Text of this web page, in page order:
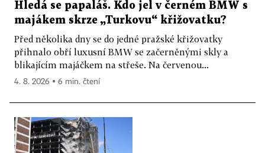
Hledá se papaláš. Kdo jel v černém BMW s
majákem skrze „Turkovu“ křižovatku?
Před několika dny se do jedné pražské křižovatky
přihnalo obří luxusní BMW se začerněnými skly a
blikajícím majáčkem na střeše. Na červenou...
4. 8. 2026 ▪ 6 min. čtení